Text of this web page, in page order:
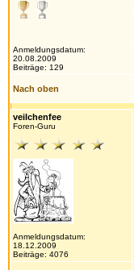
Anmeldungsdatum:
20.08.2009
Beiträge: 129
Nach oben
veilchenfee
Foren-Guru
Anmeldungsdatum:
18.12.2009
Beiträge: 4076